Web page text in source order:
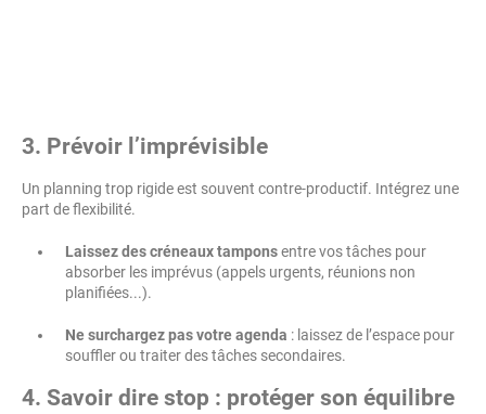
3. Prévoir l’imprévisible
Un planning trop rigide est souvent contre-productif. Intégrez une
part de flexibilité.
Laissez des créneaux tamponsentre vos tâches pour
absorber les imprévus (appels urgents, réunions non
planifiées...).
Ne surchargez pas votre agenda : laissez de l’espace pour
souffler ou traiter des tâches secondaires.
4. Savoir dire stop : protéger son équilibre